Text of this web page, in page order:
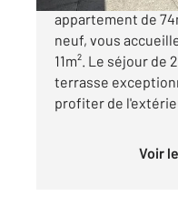
appartement de
neuf, vous
11m². Le séjour de
terrasse
profiter de
Voir